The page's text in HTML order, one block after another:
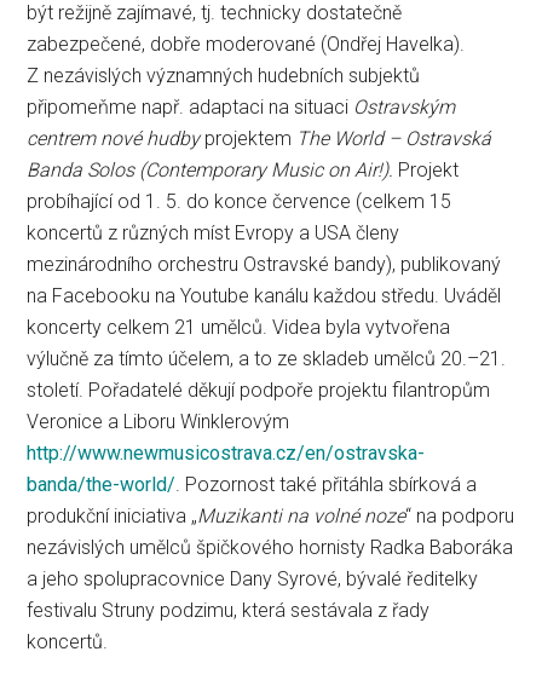
být režijně zajímavé, tj. technicky dostatečně
zabezpečené, dobře moderované (Ondřej Havelka).
Z nezávislých významných hudebních subjektů
připomeňme např. adaptaci na situaci Ostravským
centrem nové hudbyprojektem The World – Ostravská
Banda Solos (Contemporary Music on Air!). Projekt
probíhající od 1. 5. do konce července (celkem 15
koncertů z různých míst Evropy a USA členy
mezinárodního orchestru Ostravské bandy), publikovaný
na Facebooku na Youtube kanálu každou středu. Uváděl
koncerty celkem 21 umělců. Videa byla vytvořena
výlučně za tímto účelem, a to ze skladeb umělců 20.–21.
století. Pořadatelé děkují podpoře projektu filantropům
Veronice a Liboru Winklerovým
http://www.newmusicostrava.cz/en/ostravska-
banda/the-world/. Pozornost také přitáhla sbírková a
produkční iniciativa „Muzikanti na volné noze“ na podporu
nezávislých umělců špičkového hornisty Radka Baboráka
a jeho spolupracovnice Dany Syrové, bývalé ředitelky
festivalu Struny podzimu, která sestávala z řady
koncertů.